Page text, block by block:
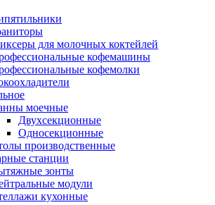
для молочных коктейлей
кофемашины
кофемолки
моечные
Двухсекционные
Односекционные
производственные
станции
зонты
модули
кухонные